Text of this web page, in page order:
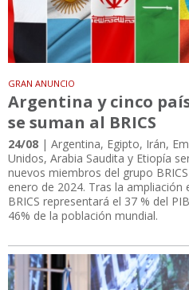
GRAN ANUNCIO
Argentina y cinco
se suman al BRICS
24/08 | Argentina, Egipto, Irán,
Unidos, Arabia Saudita y Etiopía
nuevos miembros del grupo
enero de 2024. Tras la ampliación
BRICS representará el 37 % del
46% de la población mundial.